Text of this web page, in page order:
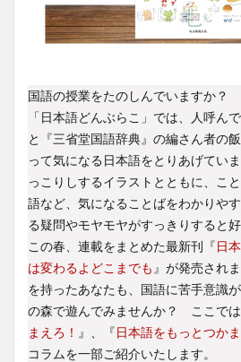
国語の授業をたのしんでいますか？
「日本語どんぶらこ」では、人呼ん
と『三省堂国語辞典』の編さん者の
って気になる日本語をとりあげてい
っこりしするイラストとともに、こ
語など、気になることばをわかりや
る疑問やモヤモヤがすっきりすると好
この春、連載をまとめた最新刊『日
は変わるよどこまでも 』が発売され
を持ったあなたも、国語に苦手意識
の森で遊んでみませんか？ ここで
まえろ！ 』、『日本語をもっとつか
コラムを一部ご紹介いたします。